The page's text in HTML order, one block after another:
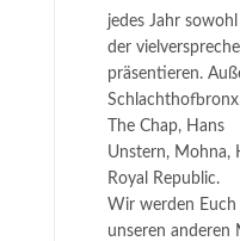
jedes Jahr
der
präsentieren.
The Chap, Hans
Unstern, Mohna,
Royal Republic.
Wir werden
unseren anderen